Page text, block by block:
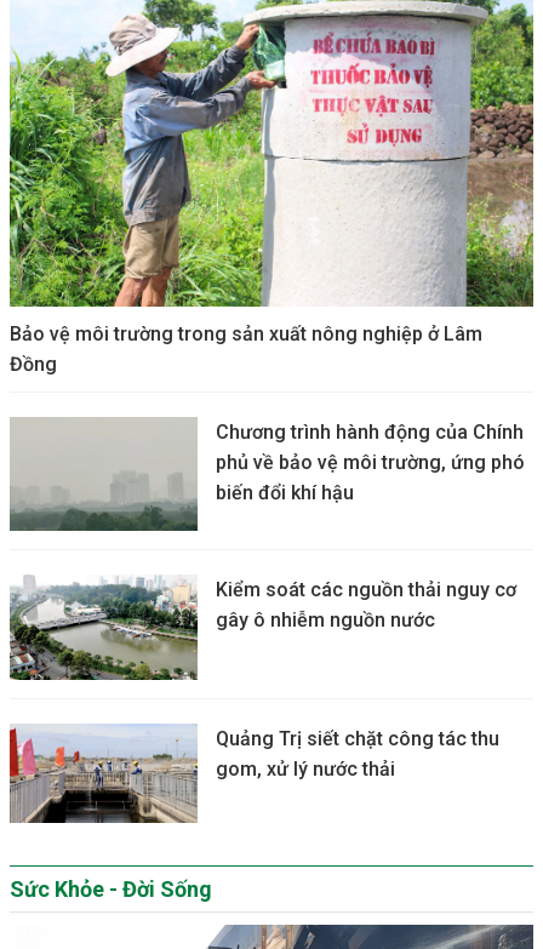
Bảo vệ môi trường trong sản xuất nông nghiệp ở Lâm
Đồng
Chương trình hành động của Chính
phủ về bảo vệ môi trường, ứng phó
biến đổi khí hậu
Kiểm soát các nguồn thải nguy cơ
gây ô nhiễm nguồn nước
Quảng Trị siết chặt công tác thu
gom, xử lý nước thải
Sức Khỏe - Đời Sống